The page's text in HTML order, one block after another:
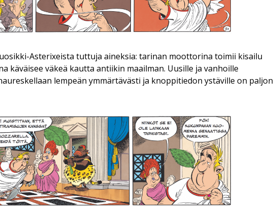
Asterixeista tuttuja aineksia: tarinan moottorina toimii kisailu
käväisee väkeä kautta antiikin maailman. Uusille ja vanhoille
lempeän ymmärtävästi ja knoppitiedon ystäville on paljon